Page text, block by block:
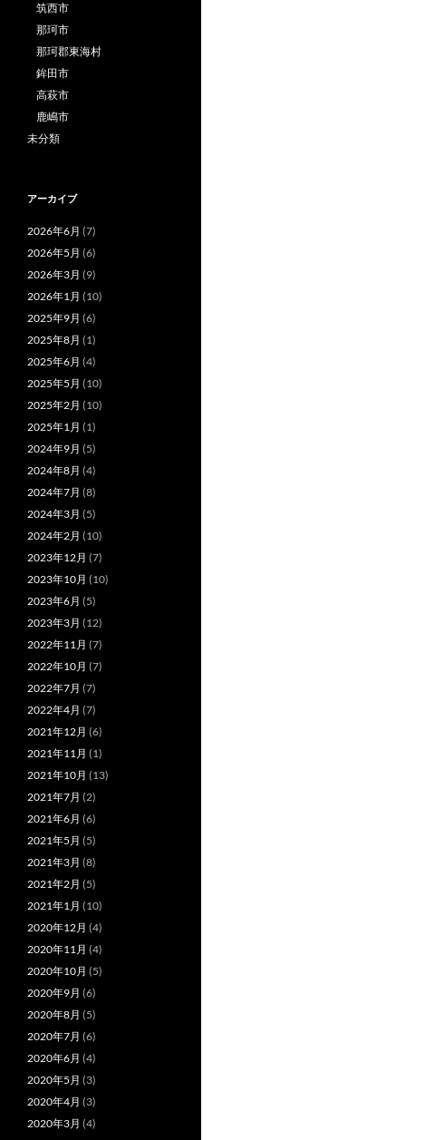
筑西市
那珂市
那珂郡東海村
鉾田市
高萩市
鹿嶋市
未分類
アーカイブ
2026年6月 (7)
2026年5月 (6)
2026年3月 (9)
2026年1月 (10)
2025年9月 (6)
2025年8月 (1)
2025年6月 (4)
2025年5月 (10)
2025年2月 (10)
2025年1月 (1)
2024年9月 (5)
2024年8月 (4)
2024年7月 (8)
2024年3月 (5)
2024年2月 (10)
2023年12月 (7)
2023年10月 (10)
2023年6月 (5)
2023年3月 (12)
2022年11月 (7)
2022年10月 (7)
2022年7月 (7)
2022年4月 (7)
2021年12月 (6)
2021年11月 (1)
2021年10月 (13)
2021年7月 (2)
2021年6月 (6)
2021年5月 (5)
2021年3月 (8)
2021年2月 (5)
2021年1月 (10)
2020年12月 (4)
2020年11月 (4)
2020年10月 (5)
2020年9月 (6)
2020年8月 (5)
2020年7月 (6)
2020年6月 (4)
2020年5月 (3)
2020年4月 (3)
2020年3月 (4)